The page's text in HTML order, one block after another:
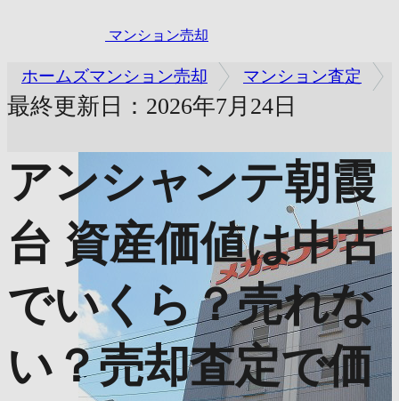
マンション売却
ホームズマンション売却 マンション査定
最終更新日：2026年7月24日
アンシャンテ朝霞
台 資産価値は中古
でいくら？売れな
い？売却査定で価